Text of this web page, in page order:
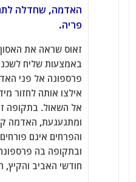
האדמה, שחדלה
פריה.
זאוס שראה את
באמצעות שליח
פרספונה אל פני
אילצו אותה לחזור
אל השאול. בתקופה
ומתגעגעת, האדמה
והפרחים אינם
ובתקופה בה
חודשי האביב